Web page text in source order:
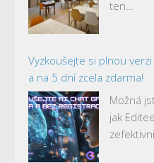
ten…
Vyzkoušejte si plnou
a na 5 dní zcela zdarma!
Možná
jak